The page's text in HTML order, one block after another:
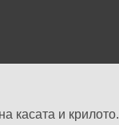
касата и крилото.